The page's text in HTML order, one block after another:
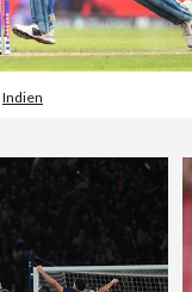
Indien